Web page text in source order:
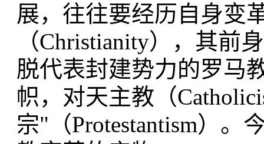
展，往往要经历自身变
（Christianity），其前
脱代表封建势力的罗马
帜，对天主教（
宗"（Protestantism）。